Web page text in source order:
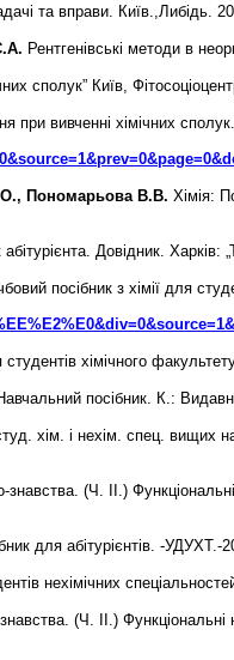
та вправи. Київ.,Либідь.
Рентгенівські методи в
сполук” Київ,
при вивченні хімічних
Пономарьова В.В. Хімія:
Довідник. Харків:
посібник з хімії для
хімічного
Навчальний посібник. К.:
хім. і нехім. спец. вищих
(Ч. ІІ.)
для абітурієнтів. -УДУХТ.-
нехімічних
(Ч. ІІ.)